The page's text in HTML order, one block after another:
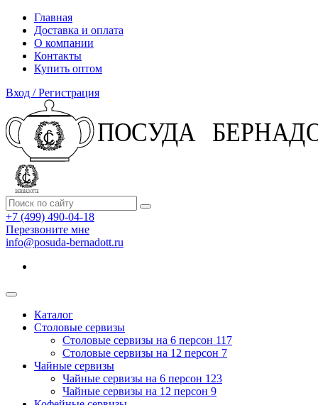
Главная
Доставка и оплата
О компании
Контакты
Купить оптом
Вход / Регистрация
+7 (499) 490-04-18
Перезвоните мне
info@posuda-bernadott.ru
Каталог
Столовые сервизы
Столовые сервизы на 6 персон 117
Столовые сервизы на 12 персон 7
Чайные сервизы
Чайные сервизы на 6 персон 123
Чайные сервизы на 12 персон 9